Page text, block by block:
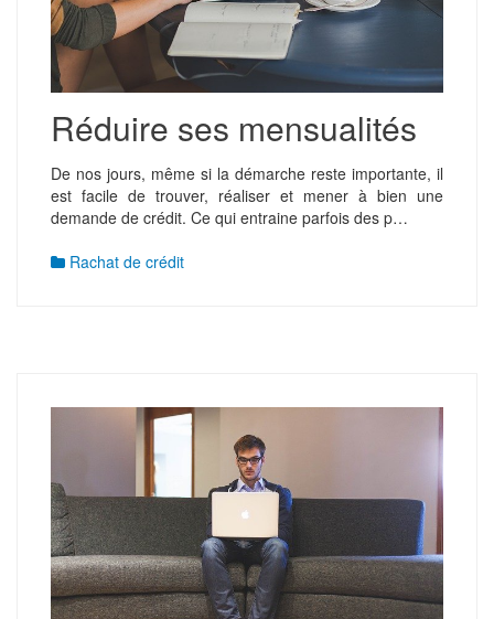
Réduire ses mensualités
De nos jours, même si la démarche reste importante, il
est facile de trouver, réaliser et mener à bien une
demande de crédit. Ce qui entraine parfois des p…
Rachat de crédit